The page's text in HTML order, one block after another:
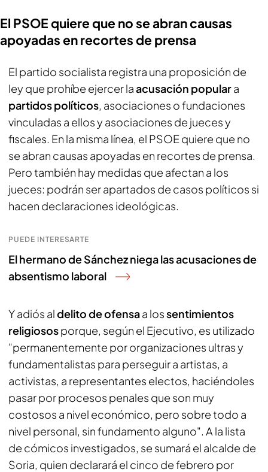
El PSOE quiere que no se abran causas
apoyadas en recortes de prensa
El partido socialista registra una proposición de
ley que prohíbe ejercer laacusación populara
partidos políticos, asociaciones o fundaciones
vinculadas a ellos y asociaciones de jueces y
fiscales. En la misma línea, el PSOE quiere que no
se abran causas apoyadas en recortes de prensa.
Pero también hay medidas que afectan a los
jueces: podrán ser apartados de casos políticos si
hacen declaraciones ideológicas.
PUEDE INTERESARTE
El hermano de Sánchez niega las acusaciones de
absentismo laboral
Y adiós aldelito de ofensaa lossentimientos
religiososporque, según el Ejecutivo, es utilizado
"permanentemente por organizaciones ultras y
fundamentalistas para perseguir a artistas, a
activistas, a representantes electos, haciéndoles
pasar por procesos penales que son muy
costosos a nivel económico, pero sobre todo a
nivel personal, sin fundamento alguno". A la lista
de cómicos investigados, se sumará el alcalde de
Soria, quien declarará el cinco de febrero por